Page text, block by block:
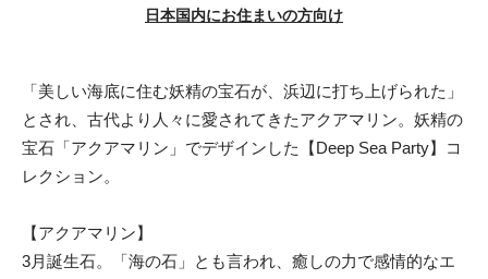
日本国内にお住まいの方向け
「美しい海底に住む妖精の宝石が、浜辺に打ち上げられた」
とされ、古代より人々に愛されてきたアクアマリン。妖精の
宝石「アクアマリン」でデザインした【Deep Sea Party】コ
レクション。
【アクアマリン】
3月誕生石。「海の石」とも言われ、癒しの力で感情的なエ